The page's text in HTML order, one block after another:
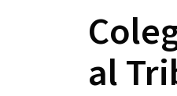
al